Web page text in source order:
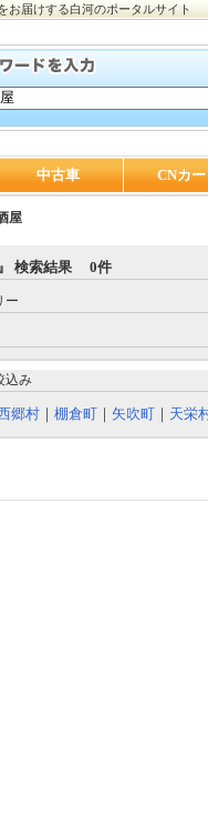
お届けする白河のポータルサイト
中古車 CNカ
屋
』 検索結果 0件
ー
込み
郷村 ｜ 棚倉町 ｜ 矢吹町 ｜ 天栄